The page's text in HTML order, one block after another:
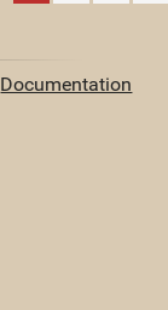
Documentation